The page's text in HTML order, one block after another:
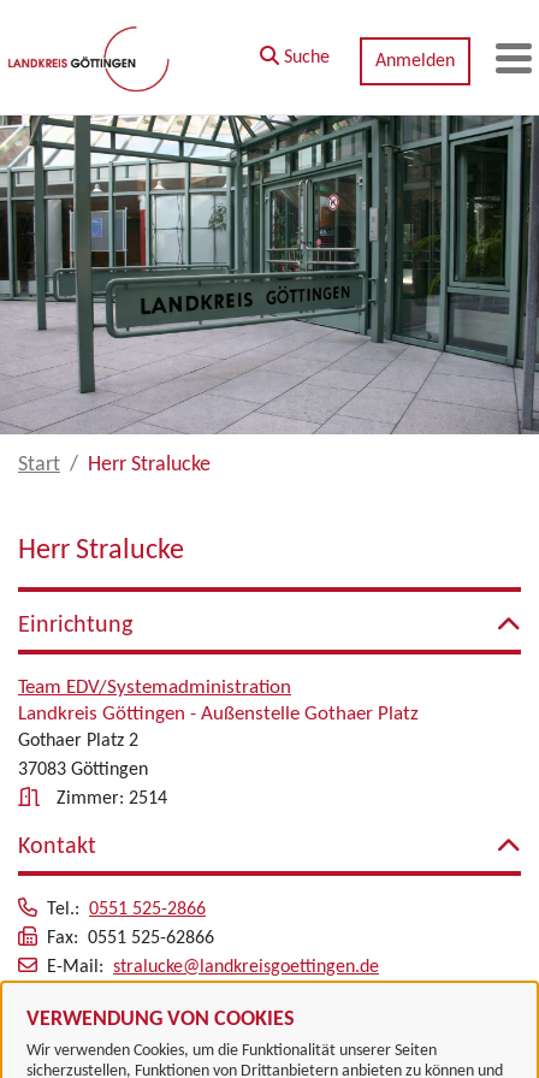
Zum Hauptinhalt springen
VERWENDUNG VON COOKIES
Wir verwenden Cookies, um die Funktionalität unserer Seiten
sicherzustellen, Funktionen von Drittanbietern anbieten zu können und
Suche Anmelden
Start Herr Stralucke
Herr Stralucke
Einrichtung
Team EDV/Systemadministration
Landkreis Göttingen - Außenstelle Gothaer Platz
Gothaer Platz 2
37083 Göttingen
Zimmer: 2514
Kontakt
Tel.: 0551 525-2866
Fax: 0551 525-62866
E-Mail: stralucke@landkreisgoettingen.de
Alle zugeordneten Einrichtungen